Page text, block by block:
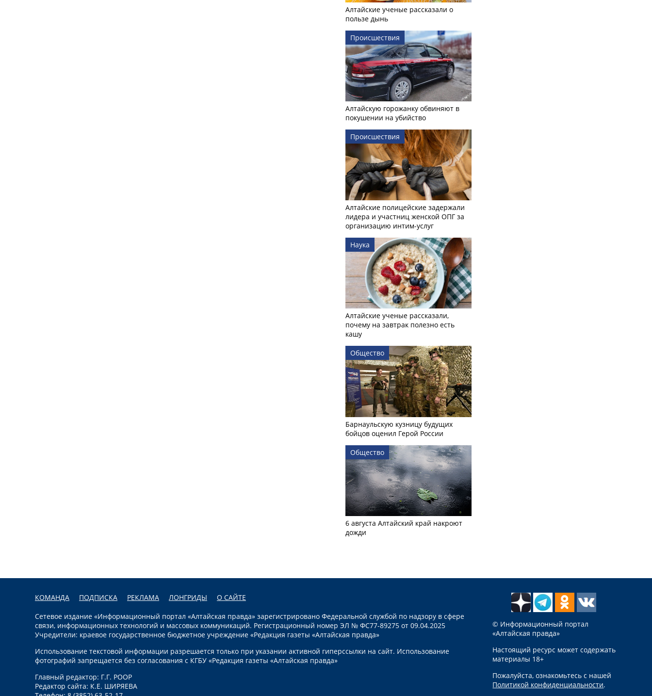
Алтайские ученые рассказали о
пользе дынь
Происшествия
Алтайскую горожанку обвиняют в
покушении на убийство
Происшествия
Алтайские полицейские задержали
лидера и участниц женской ОПГ за
организацию интим-услуг
Наука
Алтайские ученые рассказали,
почему на завтрак полезно есть
кашу
Общество
Барнаульскую кузницу будущих
бойцов оценил Герой России
Общество
6 августа Алтайский край накроют
дожди
КОМАНДА ПОДПИСКА РЕКЛАМА ЛОНГРИДЫ О САЙТЕ
Сетевое издание «Информационный портал «Алтайская правда» зарегистрировано Федеральной службой по надзору в сфере
связи, информационных технологий и массовых коммуникаций. Регистрационный номер ЭЛ № ФС77-89275 от 09.04.2025
Учредители: краевое государственное бюджетное учреждение «Редакция газеты «Алтайская правда»
Использование текстовой информации разрешается только при указании активной гиперссылки на сайт. Использование
фотографий запрещается без согласования с КГБУ «Редакция газеты «Алтайская правда»
Главный редактор: Г.Г. РООР
Редактор сайта: К.Е. ШИРЯЕВА
© Информационный портал
«Алтайская правда»
Настоящий ресурс может содержать
материалы 18+
Пожалуйста, ознакомьтесь с нашей
Политикой конфиденциальности.